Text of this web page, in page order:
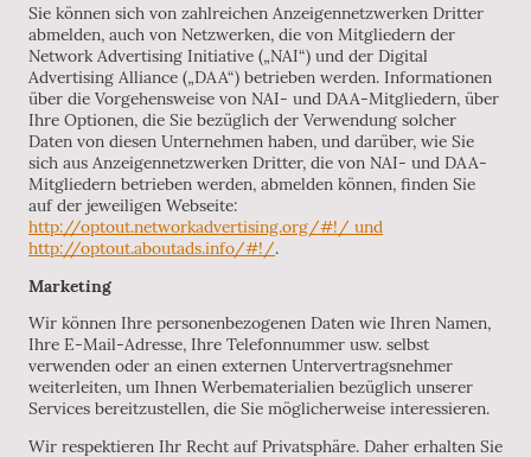
Sie können sich von zahlreichen Anzeigennetzwerken Dritter
abmelden, auch von Netzwerken, die von Mitgliedern der
Network Advertising Initiative („NAI“) und der Digital
Advertising Alliance („DAA“) betrieben werden. Informationen
über die Vorgehensweise von NAI- und DAA-Mitgliedern, über
Ihre Optionen, die Sie bezüglich der Verwendung solcher
Daten von diesen Unternehmen haben, und darüber, wie Sie
sich aus Anzeigennetzwerken Dritter, die von NAI- und DAA-
Mitgliedern betrieben werden, abmelden können, finden Sie
auf der jeweiligen Webseite:
http://optout.networkadvertising.org/#!/ und
http://optout.aboutads.info/#!/.
Marketing
Wir können Ihre personenbezogenen Daten wie Ihren Namen,
Ihre E-Mail-Adresse, Ihre Telefonnummer usw. selbst
verwenden oder an einen externen Untervertragsnehmer
weiterleiten, um Ihnen Werbematerialien bezüglich unserer
Services bereitzustellen, die Sie möglicherweise interessieren.
Wir respektieren Ihr Recht auf Privatsphäre. Daher erhalten Sie